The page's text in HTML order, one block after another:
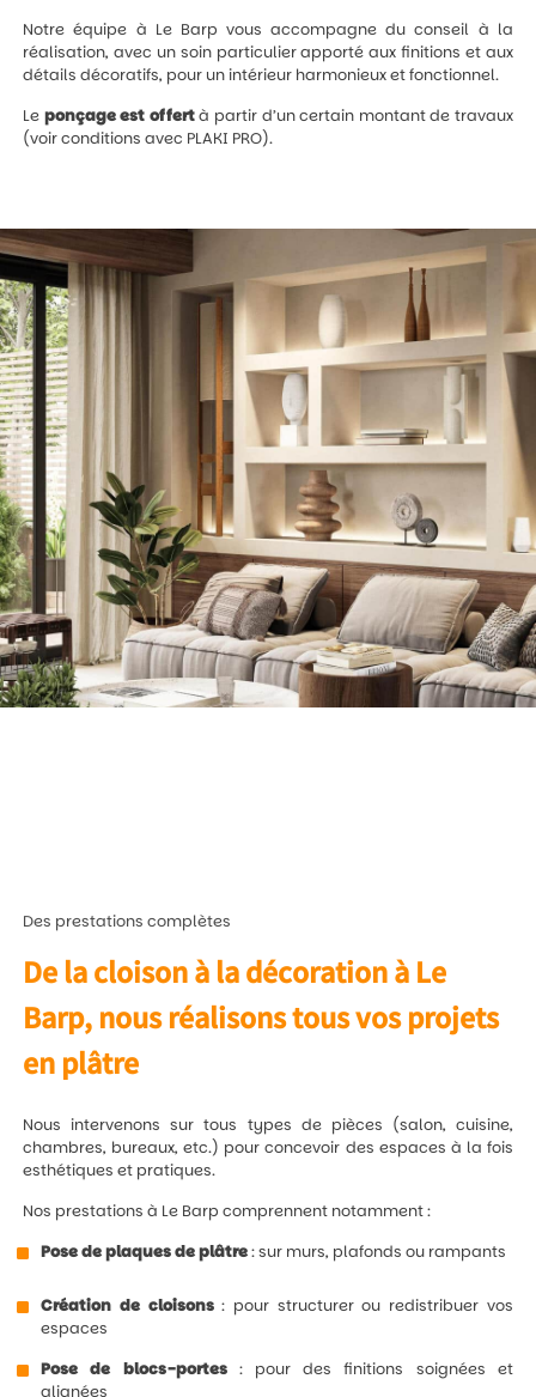
Notre équipe à Le Barp vous accompagne du conseil à la
réalisation, avec un soin particulier apporté aux finitions et aux
détails décoratifs, pour un intérieur harmonieux et fonctionnel.
Le ponçage est offertà partir d’un certain montant de travaux
(voir conditions avec PLAKI PRO).
Des prestations complètes
De la cloison à la décoration à Le
Barp, nous réalisons tous vos projets
en plâtre
Nous intervenons sur tous types de pièces (salon, cuisine,
chambres, bureaux, etc.) pour concevoir des espaces à la fois
esthétiques et pratiques.
Nos prestations à Le Barp comprennent notamment :
Pose de plaques de plâtre: sur murs, plafonds ou rampants
Création de cloisons: pour structurer ou redistribuer vos
espaces
Pose de blocs-portes: pour des finitions soignées et
alignées